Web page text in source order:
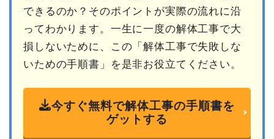
できるのか？そのポイントが実際の流れに沿
ってわかります。一生に一度の解体工事で大
損しないために、この「解体工事で失敗しな
いための手順書」を是非お役立てください。
今すぐ無料で解体工事の手順書を
ゲットする